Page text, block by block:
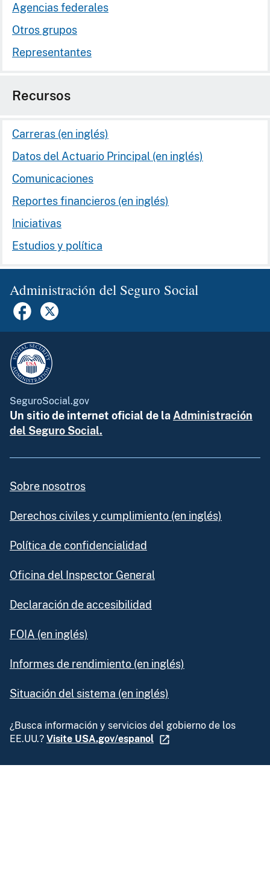
Agencias federales
Otros grupos
Representantes
Recursos
Carreras (en inglés)
Datos del Actuario Principal (en inglés)
Comunicaciones
Reportes financieros (en inglés)
Iniciativas
Estudios y política
Administración del Seguro Social
SeguroSocial.gov
Un sitio de internet oficial de la Administración
del Seguro Social.
Sobre nosotros
Derechos civiles y cumplimiento (en inglés)
Política de confidencialidad
Oficina del Inspector General
Declaración de accesibilidad
FOIA (en inglés)
Informes de rendimiento (en inglés)
Situación del sistema (en inglés)
¿Busca información y servicios del gobierno de los
EE.UU.? Visite USA.gov/espanol